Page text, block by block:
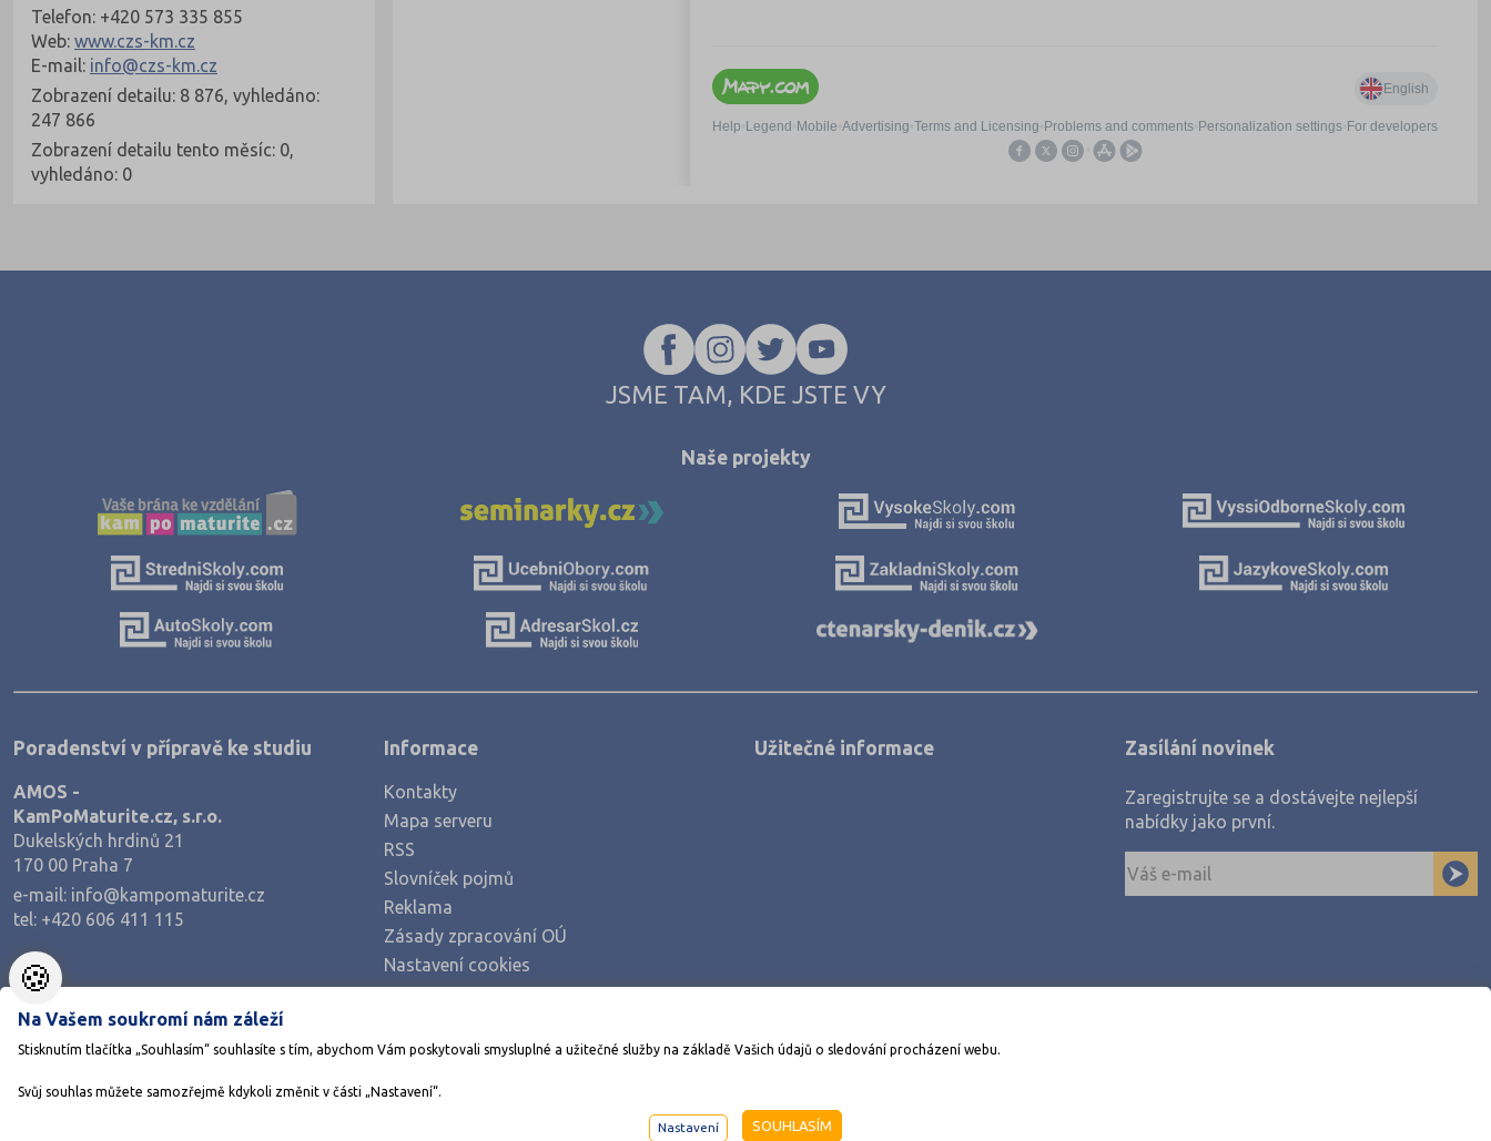
Telefon: +420 573 335 855
Web: www.czs-km.cz
E-mail: info@czs-km.cz
Zobrazení detailu: 8 876, vyhledáno:
247 866
Zobrazení detailu tento měsíc: 0,
vyhledáno: 0
JSME TAM, KDE JSTE VY
Naše projekty
Poradenství v přípravě ke studiu
AMOS -
KamPoMaturite.cz, s.r.o.
Dukelských hrdinů 21
170 00 Praha 7
e-mail: info@kampomaturite.cz
tel: +420 606 411 115
Informace
Kontakty
Mapa serveru
RSS
Slovníček pojmů
Reklama
Zásady zpracování OÚ
Nastavení cookies
Stáhněte si aplikaci Adresář škol
Užitečné informace Zasílání novinek
Zaregistrujte se a dostávejte nejlepší
nabídky jako první.
AMOS KamPoMaturite.cz, s.r.o., stránky vytvořilo
🍪
Na Vašem soukromí nám záleží
Stisknutím tlačítka „Souhlasím“ souhlasíte s tím, abychom Vám poskytovali smysluplné a užitečné služby na základě Vašich údajů o sledování procházení webu.
Svůj souhlas můžete samozřejmě kdykoli změnit v části „Nastavení“.
Nastavení SOUHLASÍM